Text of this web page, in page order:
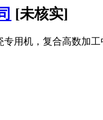
[未核实]
专用机，复合高数加工